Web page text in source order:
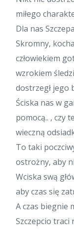
miłego
Dla nas
Skromny,
człowiekiem
wzrokiem
dostrzegł jego
Ściska nas w
pomocą.. , czy
wieczną
To taki
ostrożny, aby
Wciska swą
aby czas się
A czas biegnie
Szczepcio